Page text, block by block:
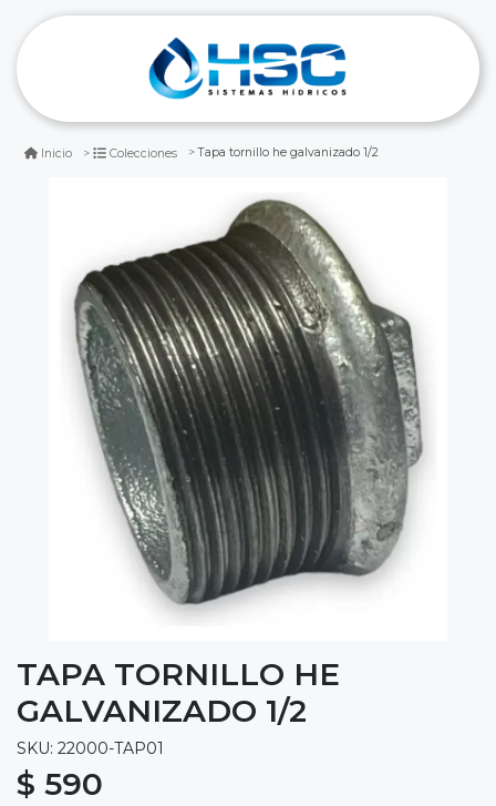
Inicio Colecciones Tapa tornillo he galvanizado 1/2
TAPA TORNILLO HE
GALVANIZADO 1/2
SKU: 22000-TAP01
$ 590